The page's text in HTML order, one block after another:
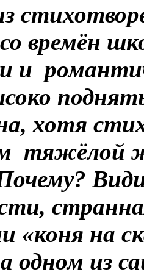
времён
и
хотя
тяжёлой
«коня на
одном из